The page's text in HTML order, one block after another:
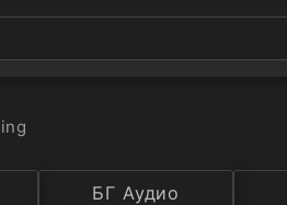
БГ Аудио